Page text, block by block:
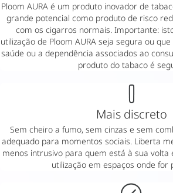
Ploom AURA é um produto inovador de
grande potencial como produto de risco
com os cigarros normais. Importante:
utilização de Ploom AURA seja segura ou
saúde ou a dependência associados ao
produto do tabaco é
Mais discreto
Sem cheiro a fumo, sem cinzas e sem
adequado para momentos sociais. Liberta
menos intrusivo para quem está à sua volta
utilização em espaços onde for